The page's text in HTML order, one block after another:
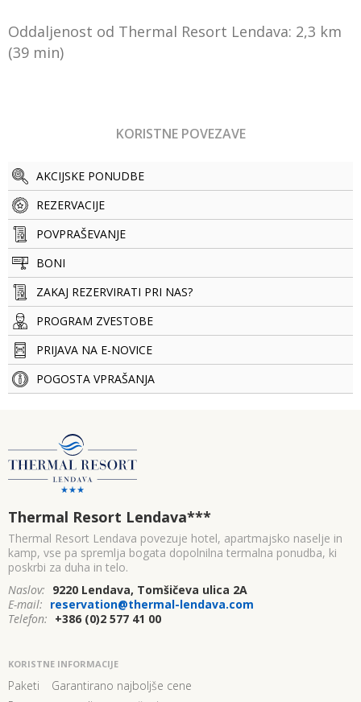
Oddaljenost od Thermal Resort Lendava: 2,3 km
(39 min)
KORISTNE POVEZAVE
AKCIJSKE PONUDBE
REZERVACIJE
POVPRAŠEVANJE
BONI
ZAKAJ REZERVIRATI PRI NAS?
PROGRAM ZVESTOBE
PRIJAVA NA E-NOVICE
POGOSTA VPRAŠANJA
Thermal Resort Lendava***
Thermal Resort Lendava povezuje hotel, apartmajsko naselje in
kamp, vse pa spremlja bogata dopolnilna termalna ponudba, ki
poskrbi za duha in telo.
Naslov: 9220 Lendava, Tomšičeva ulica 2A
E-mail: reservation@thermal-lendava.com
Telefon: +386 (0)2 577 41 00
KORISTNE INFORMACIJE
Paketi
Garantirano najboljše cene